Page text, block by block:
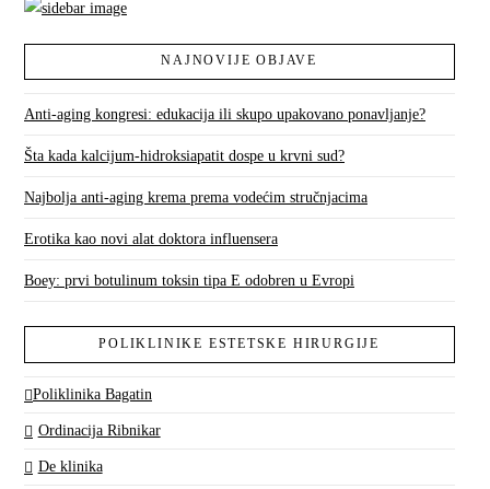
NAJNOVIJE OBJAVE
Anti-aging kongresi: edukacija ili skupo upakovano ponavljanje?
Šta kada kalcijum-hidroksiapatit dospe u krvni sud?
Najbolja anti-aging krema prema vodećim stručnjacima
Erotika kao novi alat doktora influensera
Boey: prvi botulinum toksin tipa E odobren u Evropi
POLIKLINIKE ESTETSKE HIRURGIJE
Poliklinika Bagatin
Ordinacija Ribnikar
De klinika